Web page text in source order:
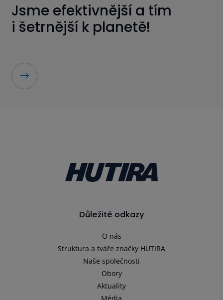
Jsme efektivnější a tím
i šetrnější k planetě!
Důležité odkazy
O nás
Struktura a tváře značky HUTIRA
Naše společnosti
Obory
Aktuality